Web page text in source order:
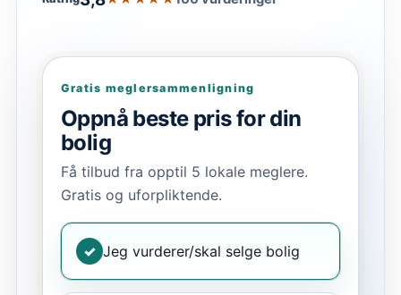
Gratis meglersammenligning
Oppnå beste pris for din
bolig
Få tilbud fra opptil 5 lokale meglere.
Gratis og uforpliktende.
✓ Jeg vurderer/skal selge bolig